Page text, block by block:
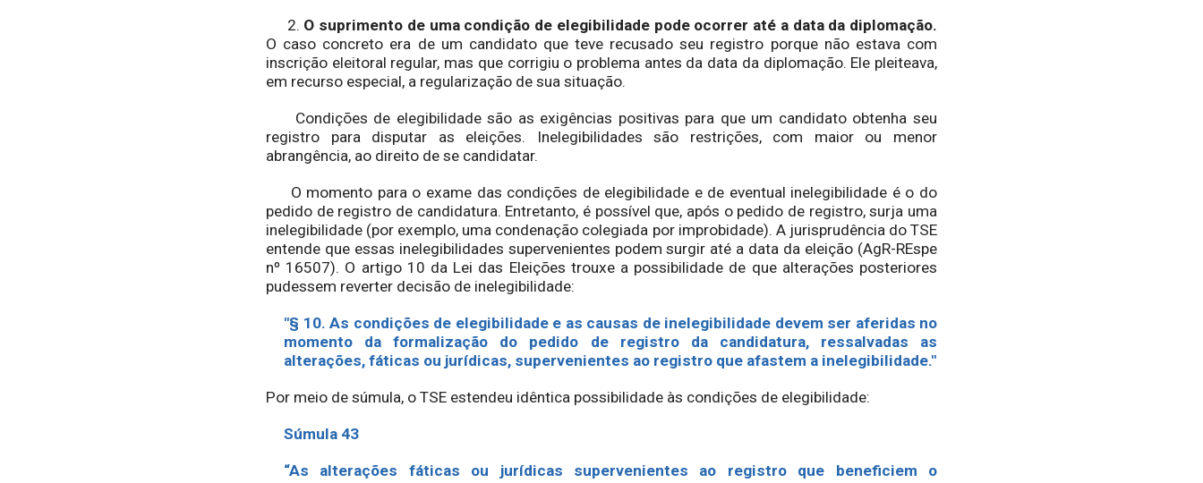
2. O suprimento de uma condição de elegibilidade pode ocorrer até a data da diplomação.
O caso concreto era de um candidato que teve recusado seu registro porque não estava com
inscrição eleitoral regular, mas que corrigiu o problema antes da data da diplomação. Ele pleiteava,
em recurso especial, a regularização de sua situação.
Condições de elegibilidade são as exigências positivas para que um candidato obtenha seu
registro para disputar as eleições. Inelegibilidades são restrições, com maior ou menor
abrangência, ao direito de se candidatar.
O momento para o exame das condições de elegibilidade e de eventual inelegibilidade é o do
pedido de registro de candidatura. Entretanto, é possível que, após o pedido de registro, surja uma
inelegibilidade (por exemplo, uma condenação colegiada por improbidade). A jurisprudência do TSE
entende que essas inelegibilidades supervenientes podem surgir até a data da eleição (AgR-REspe
nº 16507). O artigo 10 da Lei das Eleições trouxe a possibilidade de que alterações posteriores
pudessem reverter decisão de inelegibilidade:
"§ 10. As condições de elegibilidade e as causas de inelegibilidade devem ser aferidas no
momento da formalização do pedido de registro da candidatura, ressalvadas as
alterações, fáticas ou jurídicas, supervenientes ao registro que afastem a inelegibilidade."
Por meio de súmula, o TSE estendeu idêntica possibilidade às condições de elegibilidade:
Súmula 43
“As alterações fáticas ou jurídicas supervenientes ao registro que beneficiem o